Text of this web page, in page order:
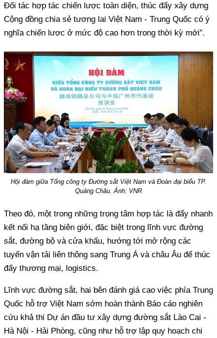
Đối tác hợp tác chiến lược toàn diện, thúc đẩy xây dựng
Cộng đồng chia sẻ tương lai Việt Nam - Trung Quốc có ý
nghĩa chiến lược ở mức độ cao hơn trong thời kỳ mới”.
Hội đàm giữa Tổng công ty Đường sắt Việt Nam và Đoàn đại biểu TP.
Quảng Châu. Ảnh: VNR
Theo đó, một trong những trọng tâm hợp tác là đẩy nhanh
kết nối hạ tầng biên giới, đặc biệt trong lĩnh vực đường
sắt, đường bộ và cửa khẩu, hướng tới mở rộng các
tuyến vận tải liên thông sang Trung Á và châu Âu để thúc
đẩy thương mại, logistics.
Lĩnh vực đường sắt, hai bên đánh giá cao việc phía Trung
Quốc hỗ trợ Việt Nam sớm hoàn thành Báo cáo nghiên
cứu khả thi Dự án đầu tư xây dựng đường sắt Lào Cai -
Hà Nội - Hải Phòng, cũng như hỗ trợ lập quy hoạch chi